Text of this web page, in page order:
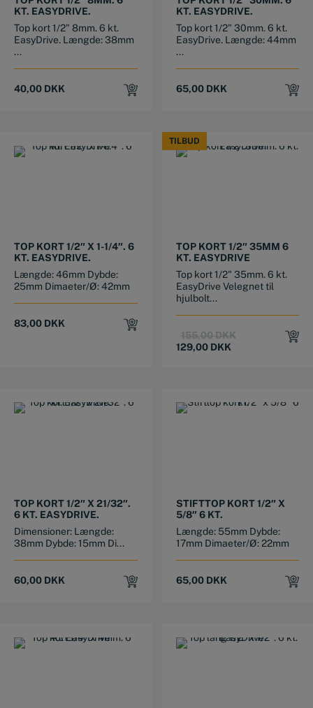
KT. EASYDRIVE.
Top kort 1/2" 8mm. 6 kt.
EasyDrive. Længde: 38mm
...
40,00 DKK
KT. EASYDRIVE.
Top kort 1/2" 30mm. 6 kt.
EasyDrive. Længde: 44mm
...
65,00 DKK
TOP KORT 1/2″ X 1-1/4″. 6
KT. EASYDRIVE.
Længde: 46mm Dybde:
25mm Dimaeter/Ø: 42mm
83,00 DKK
TILBUD
TILBUD
TOP KORT 1/2″ 35MM 6
KT. EASYDRIVE
Top kort 1/2" 35mm. 6 kt.
EasyDrive Velegnet til
hjulbolt...
155,00DKKOriginal
129,00 DKK
Current
TOP KORT 1/2″ X 21/32″.
6 KT. EASYDRIVE.
Dimensioner: Længde:
38mm Dybde: 15mm Di...
60,00 DKK
STIFTTOP KORT 1/2″ X
5/8″ 6 KT.
Længde: 55mm Dybde:
17mm Dimaeter/Ø: 22mm
65,00 DKK